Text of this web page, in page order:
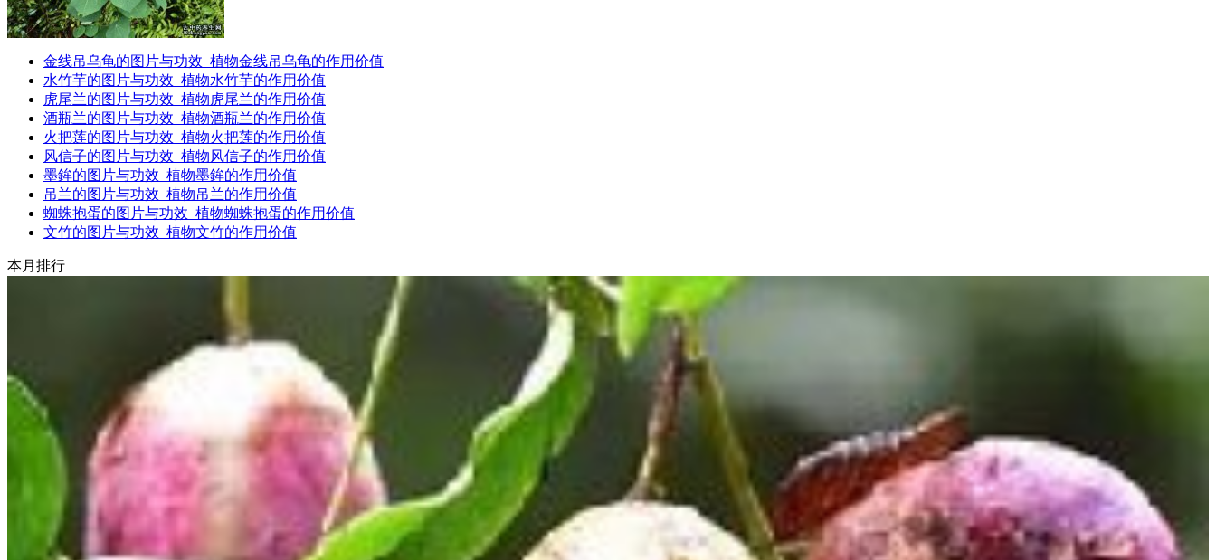
金线吊乌龟的图片与功效_植物金线吊乌龟的作用价值
水竹芋的图片与功效_植物水竹芋的作用价值
虎尾兰的图片与功效_植物虎尾兰的作用价值
酒瓶兰的图片与功效_植物酒瓶兰的作用价值
火把莲的图片与功效_植物火把莲的作用价值
风信子的图片与功效_植物风信子的作用价值
墨鉾的图片与功效_植物墨鉾的作用价值
吊兰的图片与功效_植物吊兰的作用价值
蜘蛛抱蛋的图片与功效_植物蜘蛛抱蛋的作用价值
文竹的图片与功效_植物文竹的作用价值
本月排行